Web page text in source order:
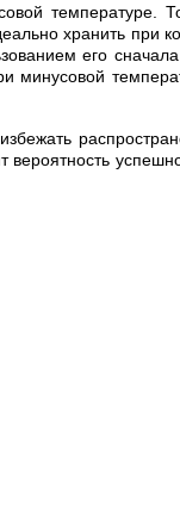
температуре.
хранить при
его
минусовой